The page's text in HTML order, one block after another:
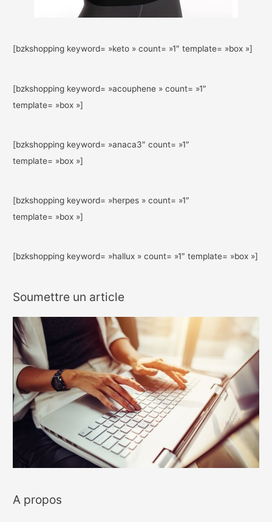
[bzkshopping keyword= »keto » count= »1″ template= »box »]
[bzkshopping keyword= »acouphene » count= »1″
template= »box »]
[bzkshopping keyword= »anaca3″ count= »1″
template= »box »]
[bzkshopping keyword= »herpes » count= »1″
template= »box »]
[bzkshopping keyword= »hallux » count= »1″ template= »box »]
Soumettre un article
A propos